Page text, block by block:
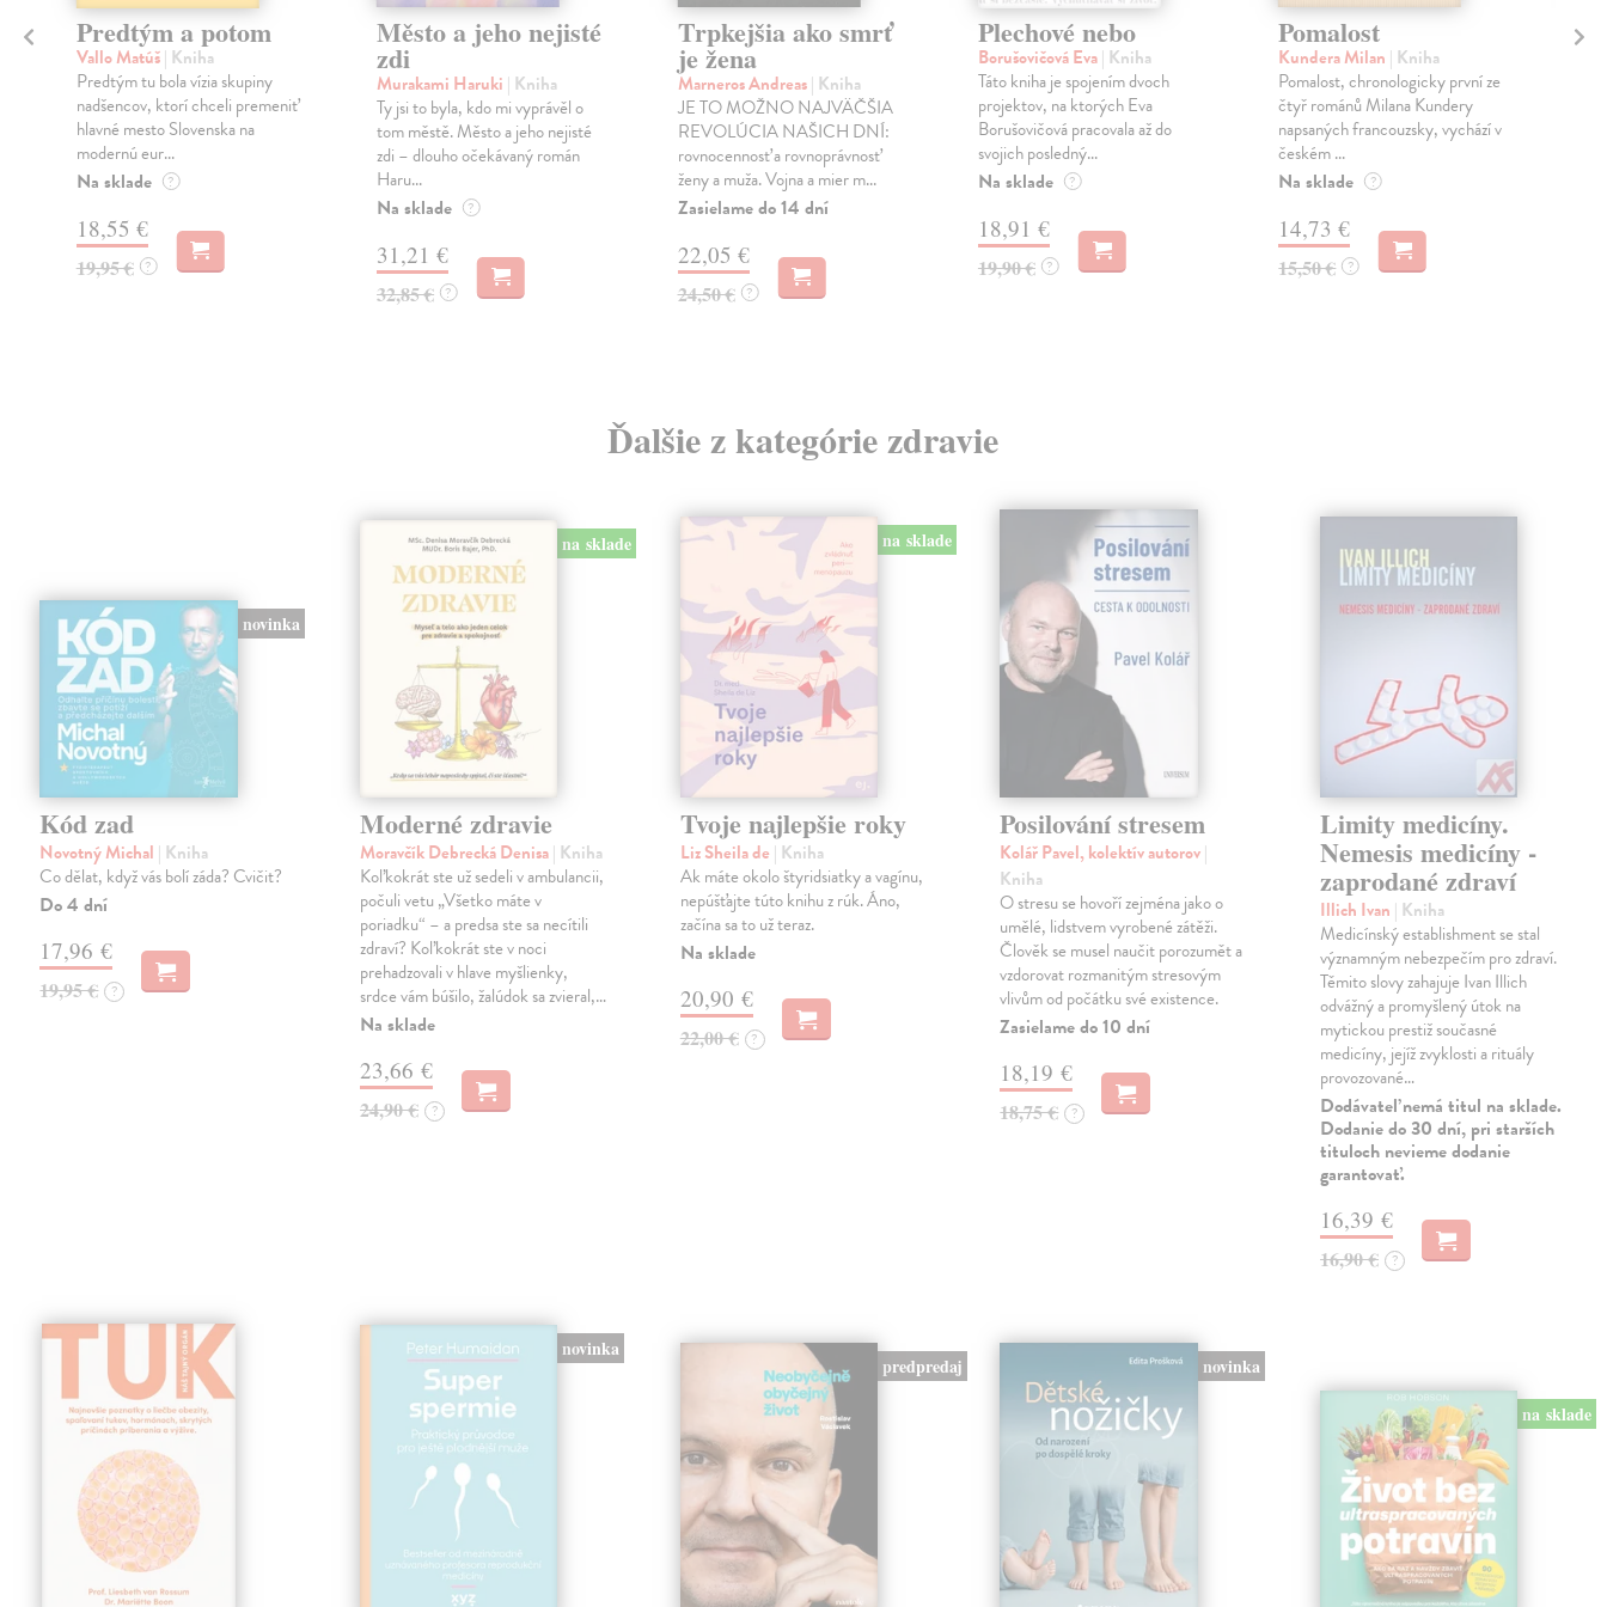
Predtým a potom
Vallo Matúš| Kniha
Predtým tu bola vízia skupiny
nadšencov, ktorí chceli premeniť
hlavné mesto Slovenska na
modernú eur...
Na sklade ?
18,55 €
19,95 € ?
Město a jeho nejisté
zdi
Murakami Haruki | Kniha
Ty jsi to byla, kdo mi vyprávěl o
tom městě. Město a jeho nejisté
zdi – dlouho očekávaný román
Haru...
Na sklade ?
31,21 €
32,85 € ?
Trpkejšia ako smrť
je žena
Marneros Andreas| Kniha
JE TO MOŽNO NAJVÄČŠIA
REVOLÚCIA NAŠICH DNÍ:
rovnocennosť a rovnoprávnosť
ženy a muža. Vojna a mier m...
Zasielame do 14 dní
22,05 €
24,50 € ?
Plechové nebo
Borušovičová Eva| Kniha
Táto kniha je spojením dvoch
projektov, na ktorých Eva
Borušovičová pracovala až do
svojich posledný...
Na sklade ?
18,91 €
19,90 € ?
Pomalost
Kundera Milan | Kniha
Pomalost, chronologicky první ze
čtyř románů Milana Kundery
napsaných francouzsky, vychází v
českém ...
Na sklade ?
14,73 €
15,50 € ?
Ďalšie z kategórie zdravie
novinka
Kód zad
Novotný Michal | Kniha
Co dělat, když vás bolí záda? Cvičit?
Do 4 dní
17,96 €
19,95 € ?
na sklade
Moderné zdravie
Moravčík Debrecká Denisa| Kniha
Koľkokrát ste už sedeli v ambulancii,
počuli vetu „Všetko máte v
poriadku“ – a predsa ste sa necítili
zdraví? Koľkokrát ste v noci
prehadzovali v hlave myšlienky,
srdce vám búšilo, žalúdok sa zvieral,…
Na sklade
23,66 €
24,90 € ?
na sklade
Tvoje najlepšie roky
Liz Sheila de | Kniha
Ak máte okolo štyridsiatky a vagínu,
nepúšťajte túto knihu z rúk. Áno,
začína sa to už teraz.
Na sklade
20,90 €
22,00 € ?
Posilování stresem
Kolář Pavel, kolektív autorov|
Kniha
O stresu se hovoří zejména jako o
umělé, lidstvem vyrobené zátěži.
Člověk se musel naučit porozumět a
vzdorovat rozmanitým stresovým
vlivům od počátku své existence.
Zasielame do 10 dní
18,19 €
18,75 € ?
Limity medicíny.
Nemesis medicíny -
zaprodané zdraví
Illich Ivan | Kniha
Medicínský establishment se stal
významným nebezpečím pro zdraví.
Těmito slovy zahajuje Ivan Illich
odvážný a promyšlený útok na
mytickou prestiž současné
medicíny, jejíž zvyklosti a rituály
provozované…
Dodávateľ nemá titul na sklade.
Dodanie do 30 dní, pri starších
tituloch nevieme dodanie
garantovať.
16,39 €
16,90 € ?
novinka
predpredaj
novinka
na sklade